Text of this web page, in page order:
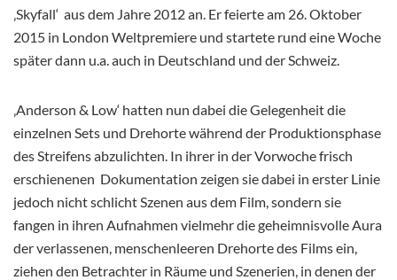
‚Skyfall‘ aus dem Jahre 2012 an. Er feierte am 26. Oktober
2015 in London Weltpremiere und startete rund eine Woche
später dann u.a. auch in Deutschland und der Schweiz.
‚Anderson & Low‘ hatten nun dabei die Gelegenheit die
einzelnen Sets und Drehorte während der Produktionsphase
des Streifens abzulichten. In ihrer in der Vorwoche frisch
erschienenen Dokumentation zeigen sie dabei in erster Linie
jedoch nicht schlicht Szenen aus dem Film, sondern sie
fangen in ihren Aufnahmen vielmehr die geheimnisvolle Aura
der verlassenen, menschenleeren Drehorte des Films ein,
ziehen den Betrachter in Räume und Szenerien, in denen der